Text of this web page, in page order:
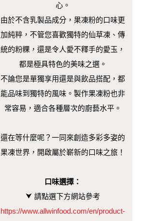
心。
由於不含乳製品成分，果凍粉的口味更
加純粹，不管您喜歡獨特的仙草凍、傳
統的粉粿，還是令人愛不釋手的愛玉，
都是極具特色的美味之選。
不論您是單獨享用還是與飲品搭配，都
能品味到獨特的風味。製作果凍粉也非
常容易，適合各種層次的廚藝水平。
還在等什麼呢？一同來創造多彩多姿的
果凍世界，開啟屬於嶄新的口味之旅！
口味選擇：
⮟ 請點選下方網站參考
https://www.allwinfood.com/en/product-